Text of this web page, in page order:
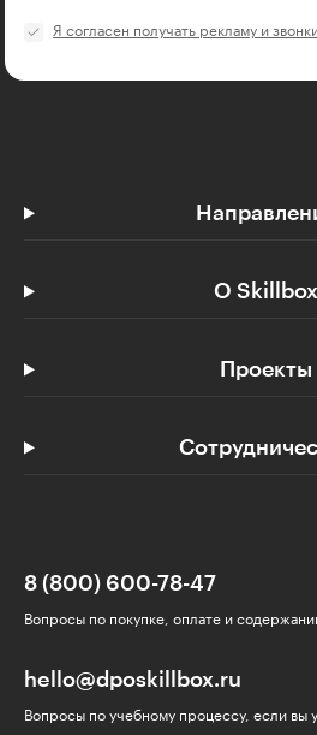
Я согласен получать рекламу и
О Skillbox
Проекты
8 (800) 600-78-47
Вопросы по покупке, оплате и
hello@dposkillbox.ru
Вопросы по учебному процессу, если вы